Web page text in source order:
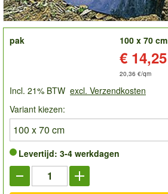
order
pak
100 x 70 cm
€ 14,25
20,36 €/qm
Incl. 21% BTW excl. Verzendkosten
Variant kiezen:
Levertijd: 3-4 werkdagen